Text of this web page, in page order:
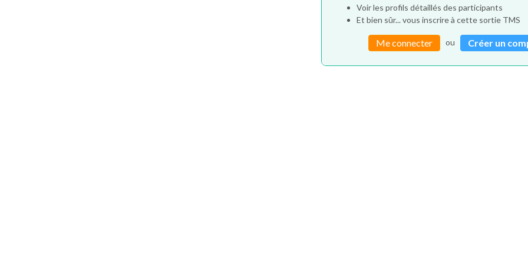
Voir les profils détaillés des participants
Et bien sûr... vous inscrire à cette sortie TMS
Me connecter ou Créer un